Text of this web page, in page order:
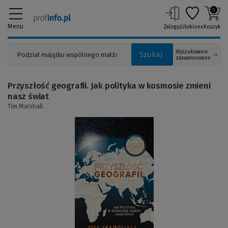
Menu
Szukaj
Wyszukiwanie
zaawansowane
ZalogujUlubione
0
Koszyk
Przyszłość geografii. Jak polityka w kosmosie zmieni
nasz świat
Tim Marshall